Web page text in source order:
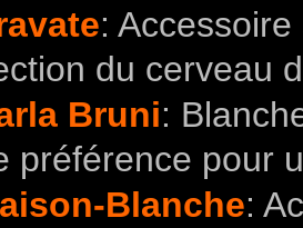
:
du cerveau
Bruni:
préférence pour
Blanche: